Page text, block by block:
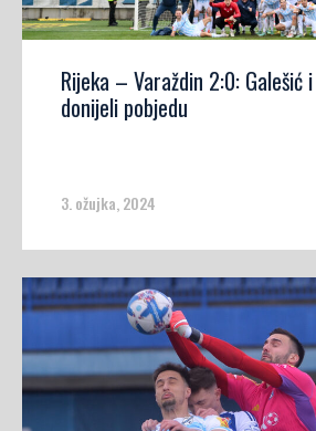
Rijeka – Varaždin 2:0: Galešić
donijeli pobjedu
3. ožujka, 2024